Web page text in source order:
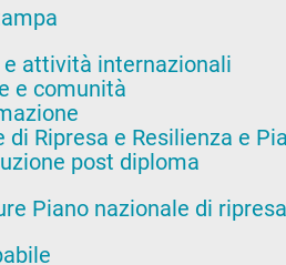
e attività internazionali
e comunità
di Ripresa e Resilienza e
post diploma
Piano nazionale di